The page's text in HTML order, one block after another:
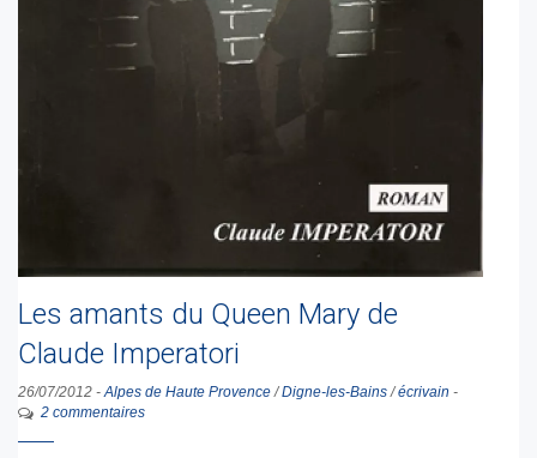
Les amants du Queen Mary de
Claude Imperatori
26/07/2012 -Alpes de Haute Provence/Digne-les-Bains/écrivain -
2 commentaires